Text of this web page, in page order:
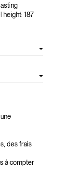
height: 187
des frais
à compter